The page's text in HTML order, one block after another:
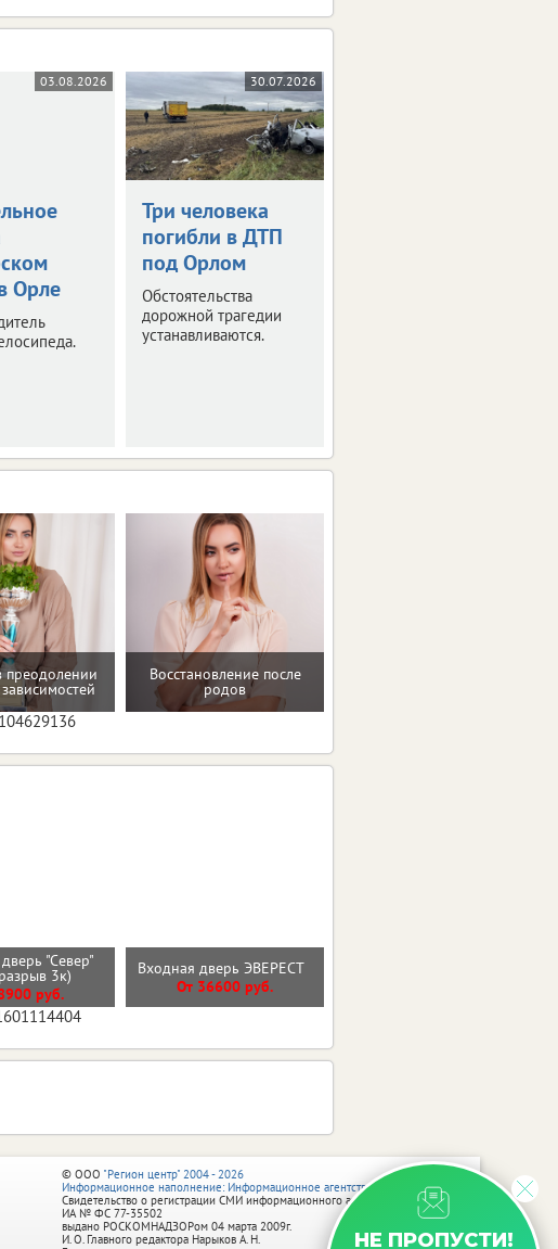
03.08.2026
Орле
30.07.2026
Три человека
погибли в ДТП
под Орлом
Обстоятельства
дорожной трагедии
устанавливаются.
Восстановление после
родов
"Север"
3к)
руб.
Входная дверь ЭВЕРЕСТ
От 36600 руб.
НЕ ПРОПУСТИ!
© ООО "Регион центр" 2004 - 2026
Информационное наполнение: Информационное агентство vRossii.ru
Свидетельство о регистрации СМИ информационного агентства vRossii.ru
ИА № ФС 77‑35502
выдано РОСКОМНАДЗОРом 04 марта 2009г.
И. О. Главного редактора Нарыков А. Н.